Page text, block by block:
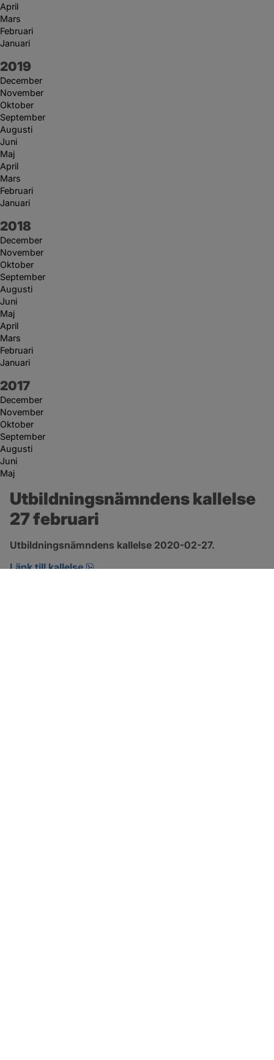
April
Mars
Februari
Januari
År:
2019
December
November
Oktober
September
Augusti
Juni
Maj
April
Mars
Februari
Januari
År:
2018
December
November
Oktober
September
Augusti
Juni
Maj
April
Mars
Februari
Januari
År:
2017
December
November
Oktober
September
Augusti
Juni
Maj
Utbildningsnämndens kallelse
27 februari
Utbildningsnämndens kallelse 2020-02-27.
Länk till kallelse
pdf, öppnas i nytt fönster.